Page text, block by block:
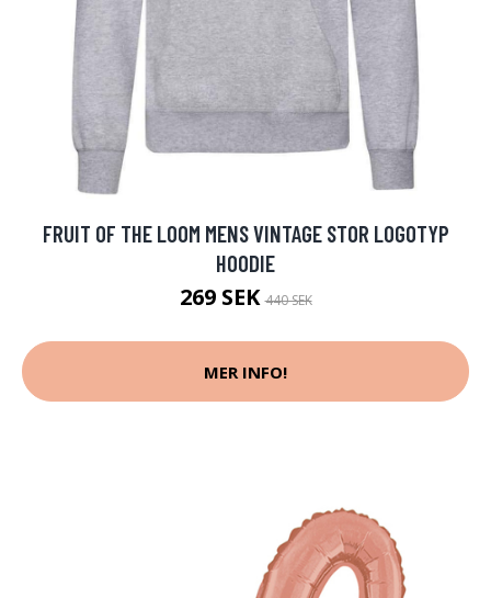
FRUIT OF THE LOOM MENS VINTAGE STOR LOGOTYP
HOODIE
269 SEK440 SEK
MER INFO!